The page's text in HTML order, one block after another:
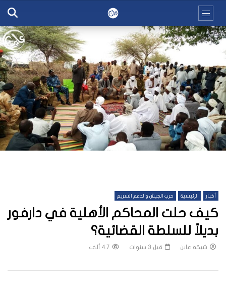
أخبار الرئيسية حرب الجيش والدعم السريع
كيف حلت المحاكم الأهلية في دارفور
بديلاً للسلطة القضائية؟
شبكة عاين قبل 3 سنوات 4.7 ألف